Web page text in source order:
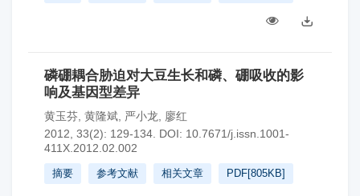
磷硼耦合胁迫对大豆生长和磷、硼吸收的影
响及基因型差异
黄玉芬 黄隆斌 严小龙
廖红
2012, 33(2): 129-134. DOI: 10.7671/j.issn.1001-
411X.2012.02.002
摘要 参考文献 相关文章 PDF[805KB]